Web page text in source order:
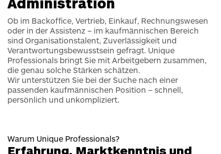
Ob im Backoffice, Vertrieb, Einkauf, Rechnungswesen
oder in der Assistenz – im kaufmännischen Bereich
sind Organisationstalent, Zuverlässigkeit und
Verantwortungsbewusstsein gefragt. Unique
Professionals bringt Sie mit Arbeitgebern zusammen,
die genau solche Stärken schätzen.
Wir unterstützen Sie bei der Suche nach einer
passenden kaufmännischen Position – schnell,
persönlich und unkompliziert.
Warum Unique Professionals?
Erfahrung, Marktkenntnis und